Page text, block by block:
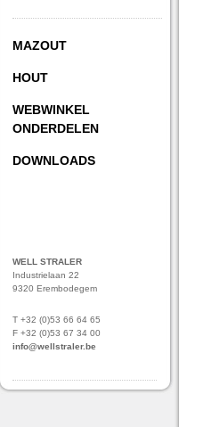
MAZOUT
HOUT
WEBWINKEL
ONDERDELEN
DOWNLOADS
WELL STRALER
Industrielaan 22
9320 Erembodegem
T +32 (0)53 66 64 65
F +32 (0)53 67 34 00
info@wellstraler.be